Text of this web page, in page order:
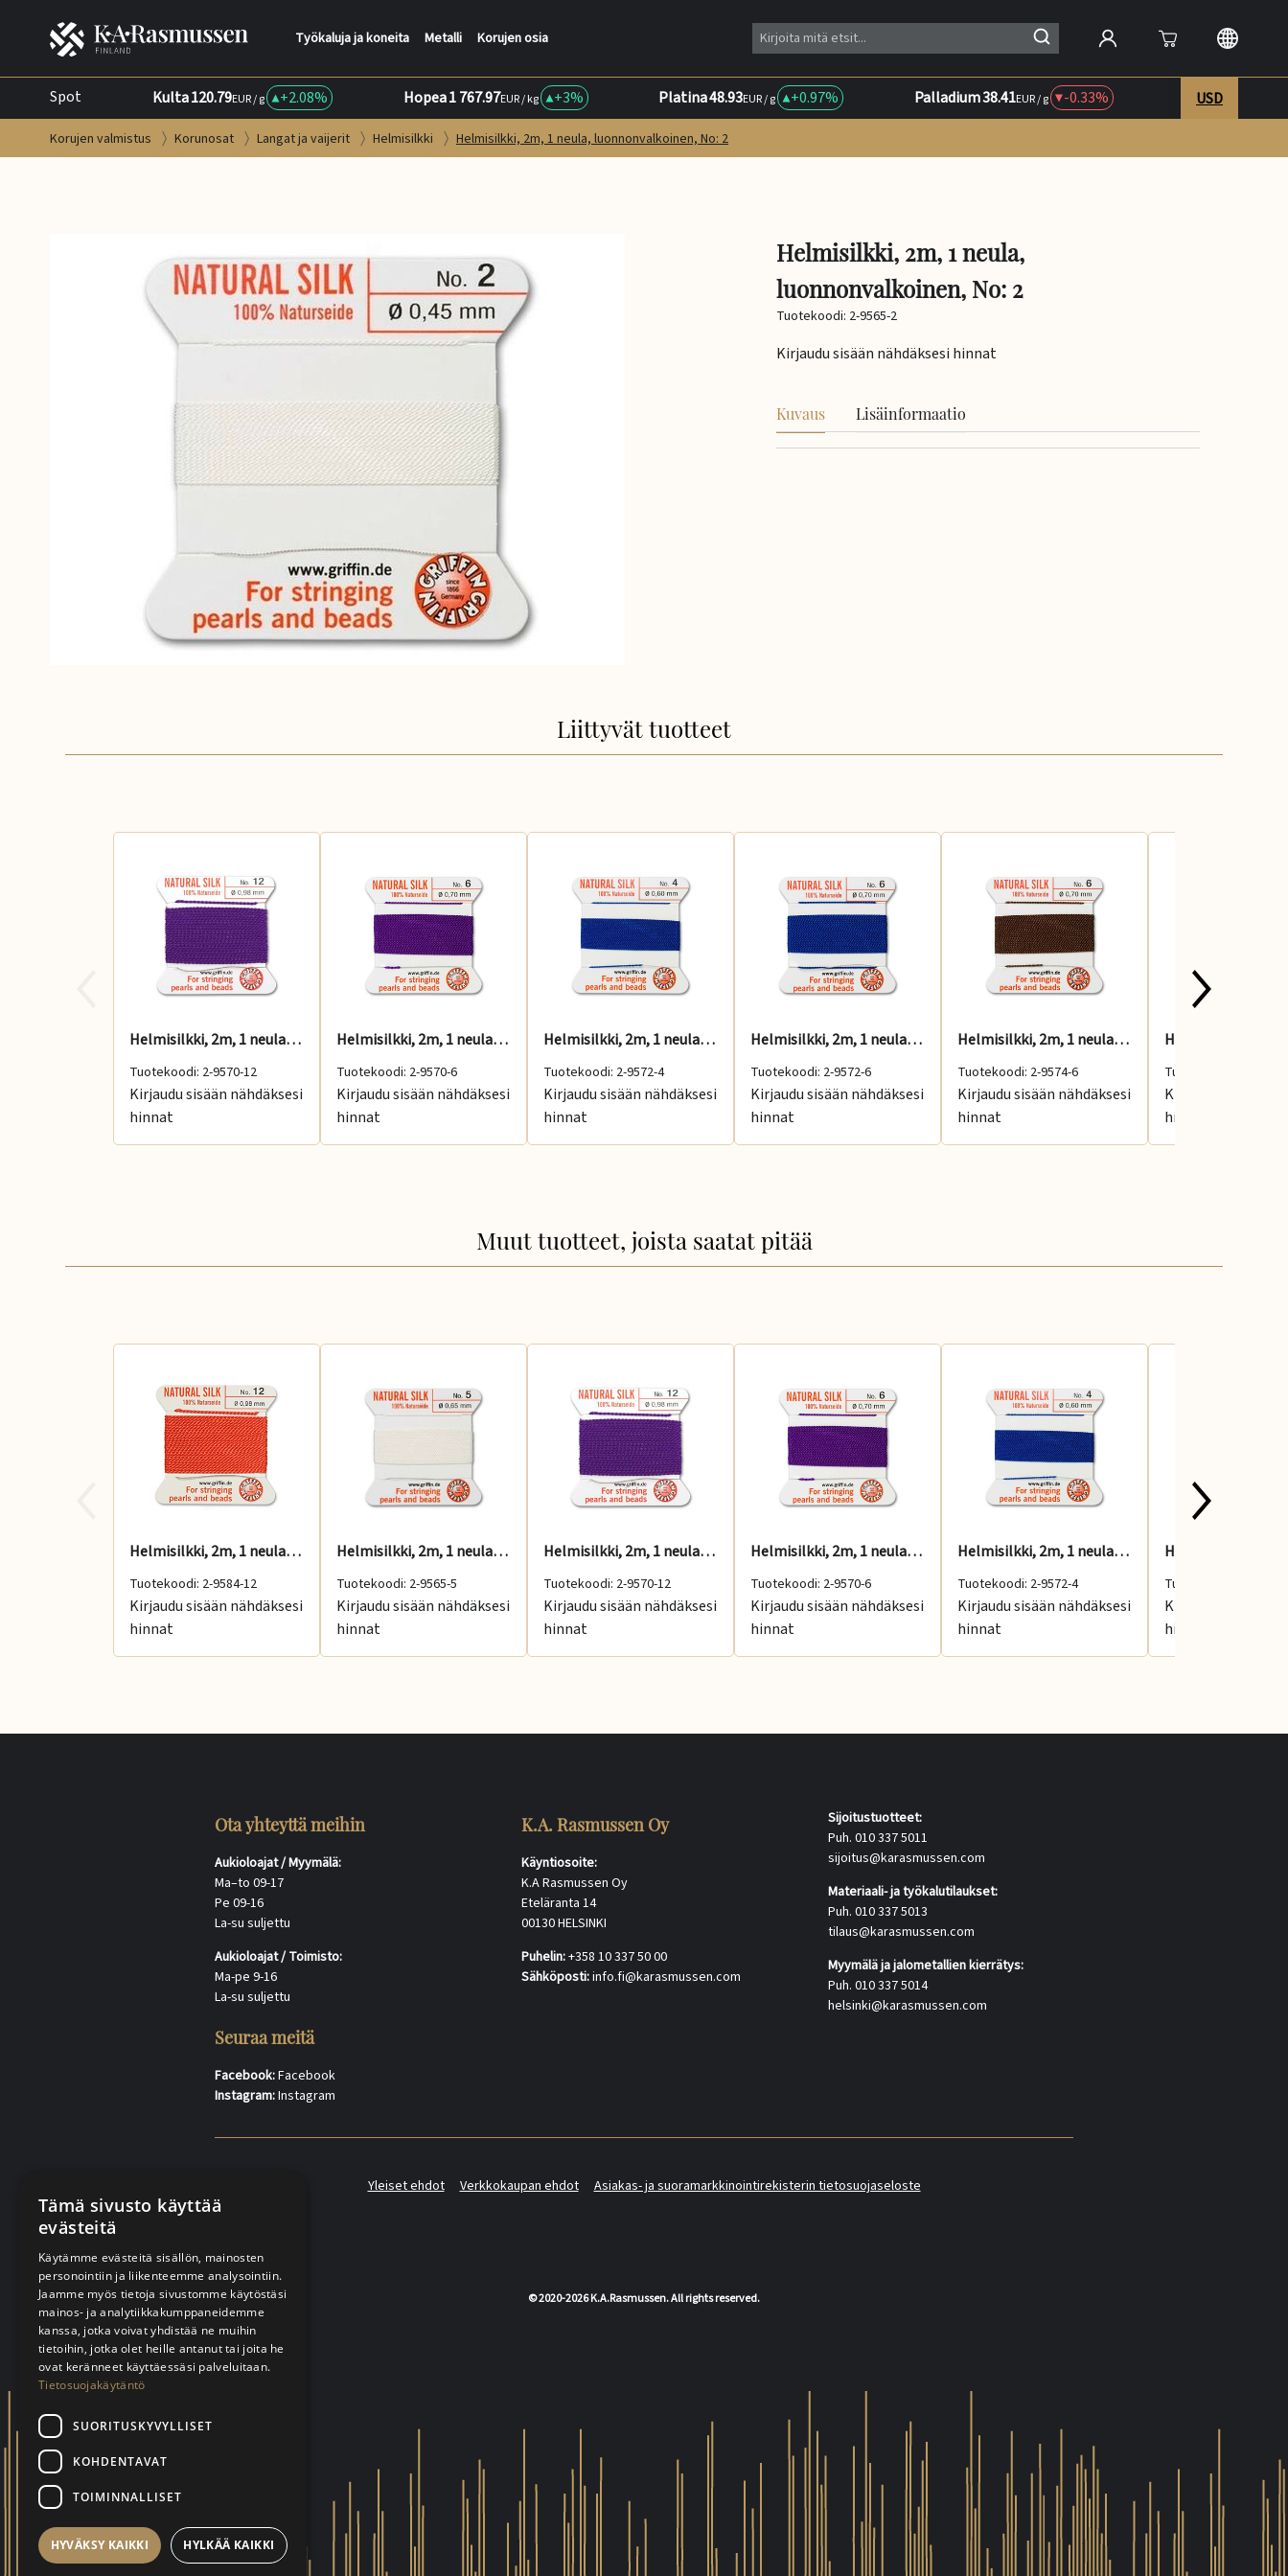
Työkaluja ja koneita Metalli Korujen osia
Spot Kulta120.79EUR / g +2.08% Hopea1 767.97EUR / kg +3% Platina48.93EUR / g +0.97% Palladium38.41EUR / g -0.33% USD
Korujen valmistus Korunosat Langat ja vaijerit Helmisilkki Helmisilkki, 2m, 1 neula, luonnonvalkoinen, No: 2
Helmisilkki, 2m, 1 neula,
luonnonvalkoinen, No: 2
Tuotekoodi: 2-9565-2
Kirjaudu sisään nähdäksesi hinnat
Kuvaus Lisäinformaatio
Liittyvät tuotteet
Helmisilkki, 2m, 1 neula, ametisti, No: 12
Tuotekoodi: 2-9570-12
Kirjaudu sisään nähdäksesi
hinnat
Helmisilkki, 2m, 1 neula, ametisti, No: 6
Tuotekoodi: 2-9570-6
Kirjaudu sisään nähdäksesi
hinnat
Helmisilkki, 2m, 1 neula, sininen, No: 4
Tuotekoodi: 2-9572-4
Kirjaudu sisään nähdäksesi
hinnat
Helmisilkki, 2m, 1 neula, sininen, No: 6
Tuotekoodi: 2-9572-6
Kirjaudu sisään nähdäksesi
hinnat
Helmisilkki, 2m, 1 neula, ruskea, No: 6
Tuotekoodi: 2-9574-6
Kirjaudu sisään nähdäksesi
hinnat
Tuotekoodi: 2-9565-
Kirjaudu sisään
hinnat
Muut tuotteet, joista saatat pitää
Helmisilkki, 2m, 1 neula, koralli, No: 12
Tuotekoodi: 2-9584-12
Kirjaudu sisään nähdäksesi
hinnat
Helmisilkki, 2m, 1 neula, luonnonvalkoinen, No: 5
Tuotekoodi: 2-9565-5
Kirjaudu sisään nähdäksesi
hinnat
Helmisilkki, 2m, 1 neula, ametisti, No: 12
Tuotekoodi: 2-9570-12
Kirjaudu sisään nähdäksesi
hinnat
Helmisilkki, 2m, 1 neula, ametisti, No: 6
Tuotekoodi: 2-9570-6
Kirjaudu sisään nähdäksesi
hinnat
Helmisilkki, 2m, 1 neula, sininen, No: 4
Tuotekoodi: 2-9572-4
Kirjaudu sisään nähdäksesi
hinnat
Tuotekoodi: 2-9572-6
Kirjaudu sisään
hinnat
Ota yhteyttä meihin
Aukioloajat / Myymälä:
Ma–to 09-17
Pe 09-16
La-su suljettu
Aukioloajat / Toimisto:
Ma-pe 9-16
La-su suljettu
Seuraa meitä
Facebook:Facebook
Instagram:Instagram
K.A. Rasmussen Oy
Käyntiosoite:
K.A Rasmussen Oy
Eteläranta 14
00130 HELSINKI
Puhelin:+358 10 337 50 00
Sähköposti:info.fi@karasmussen.com
Sijoitustuotteet:
Puh. 010 337 5011
sijoitus@karasmussen.com
Materiaali- ja työkalutilaukset:
Puh. 010 337 5013
tilaus@karasmussen.com
Myymälä ja jalometallien kierrätys:
Puh. 010 337 5014
helsinki@karasmussen.com
Yleiset ehdot Verkkokaupan ehdot Asiakas- ja suoramarkkinointirekisterin tietosuojaseloste
© 2020-2026 K.A.Rasmussen. All rights reserved.
Tämä sivusto käyttää
evästeitä
Käytämme evästeitä sisällön, mainosten
personointiin ja liikenteemme analysointiin.
Jaamme myös tietoja sivustomme käytöstäsi
mainos- ja analytiikkakumppaneidemme
kanssa, jotka voivat yhdistää ne muihin
tietoihin, jotka olet heille antanut tai joita he
ovat keränneet käyttäessäsi palveluitaan.
Tietosuojakäytäntö
SUORITUSKYVYLLISET
KOHDENTAVAT
TOIMINNALLISET
HYVÄKSY KAIKKI HYLKÄÄ KAIKKI